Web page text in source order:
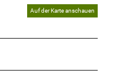
Auf der Karte anschauen